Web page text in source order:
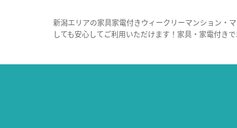
新潟エリアの家具家電付きウィークリーマンション・
しても安心してご利用いただけます！家具・家電付きで